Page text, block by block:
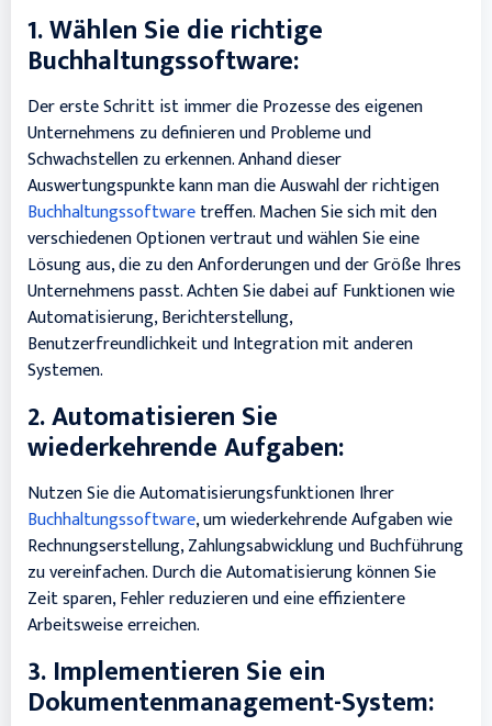
1. Wählen Sie die richtige
Buchhaltungssoftware:
Der erste Schritt ist immer die Prozesse des eigenen
Unternehmens zu definieren und Probleme und
Schwachstellen zu erkennen. Anhand dieser
Auswertungspunkte kann man die Auswahl der richtigen
Buchhaltungssoftwaretreffen. Machen Sie sich mit den
verschiedenen Optionen vertraut und wählen Sie eine
Lösung aus, die zu den Anforderungen und der Größe Ihres
Unternehmens passt. Achten Sie dabei auf Funktionen wie
Automatisierung, Berichterstellung,
Benutzerfreundlichkeit und Integration mit anderen
Systemen.
2. Automatisieren Sie
wiederkehrende Aufgaben:
Nutzen Sie die Automatisierungsfunktionen Ihrer
Buchhaltungssoftware, um wiederkehrende Aufgaben wie
Rechnungserstellung, Zahlungsabwicklung und Buchführung
zu vereinfachen. Durch die Automatisierung können Sie
Zeit sparen, Fehler reduzieren und eine effizientere
Arbeitsweise erreichen.
3. Implementieren Sie ein
Dokumentenmanagement-System: